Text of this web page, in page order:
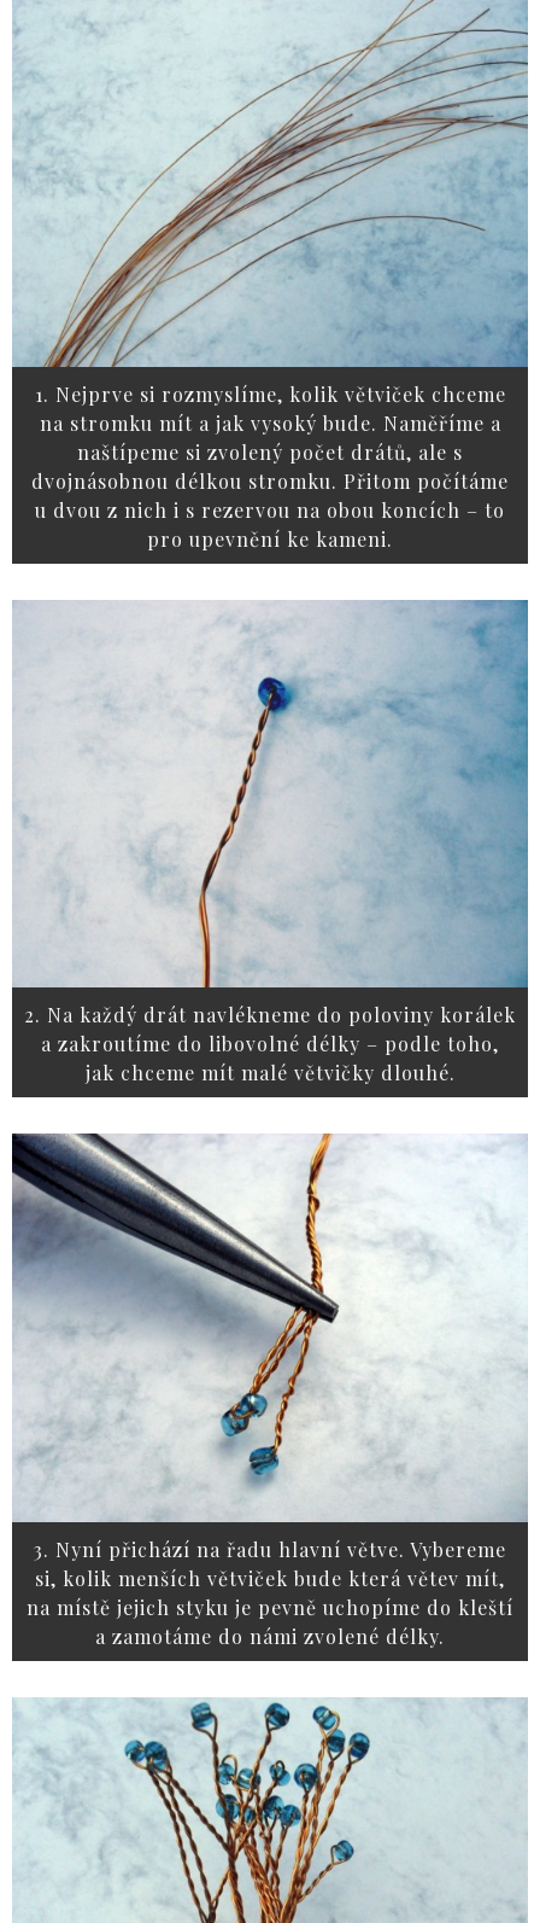
1. Nejprve si rozmyslíme, kolik větviček chceme
na stromku mít a jak vysoký bude. Naměříme a
naštípeme si zvolený počet drátů, ale s
dvojnásobnou délkou stromku. Přitom počítáme
u dvou z nich i s rezervou na obou koncích – to
pro upevnění ke kameni.
2. Na každý drát navlékneme do poloviny korálek
a zakroutíme do libovolné délky – podle toho,
jak chceme mít malé větvičky dlouhé.
3. Nyní přichází na řadu hlavní větve. Vybereme
si, kolik menších větviček bude která větev mít,
na místě jejich styku je pevně uchopíme do kleští
a zamotáme do námi zvolené délky.